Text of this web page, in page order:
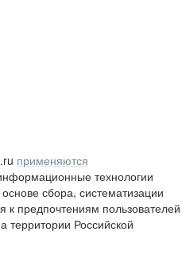
применяются
технологии
сбора, систематизации
к предпочтениям пользователей
территории Российской